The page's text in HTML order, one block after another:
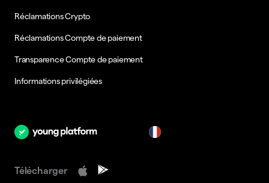
Réclamations Crypto
Réclamations Compte de paiement
Transparence Compte de paiement
Informations privilégiées
Télécharger